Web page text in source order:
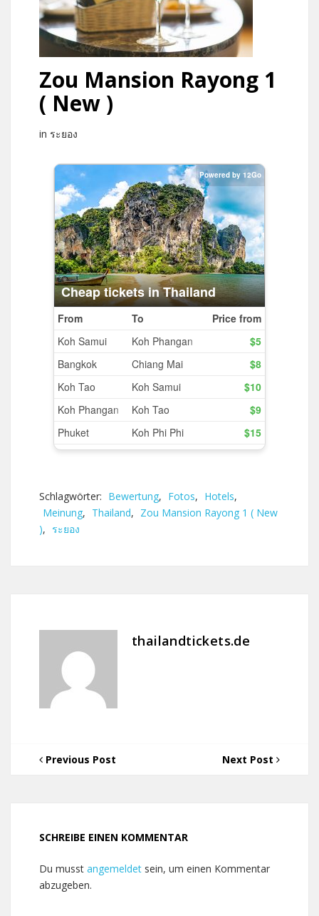
Zou Mansion Rayong 1
( New )
in ระยอง
Schlagwörter: Bewertung, Fotos, Hotels,
Meinung, Thailand, Zou Mansion Rayong 1 ( New
), ระยอง
thailandtickets.de
Previous Post Next Post
SCHREIBE EINEN KOMMENTAR
Du musst angemeldet sein, um einen Kommentar
abzugeben.